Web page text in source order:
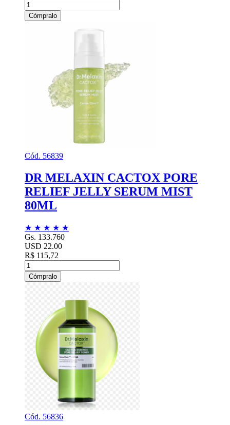
Cómpralo
Cód. 56839
DR MELAXIN CACTOX PORE
RELIEF JELLY SERUM MIST
80ML
★ ★ ★ ★ ★
Gs. 133.760
USD 22.00
R$ 115,72
Cómpralo
Cód. 56836